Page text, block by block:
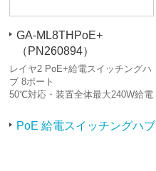
GA-ML8THPoE+
（PN260894）
レイヤ2 PoE+給電スイッチングハ
ブ 8ポート
50℃対応・装置全体最大240W給電
PoE 給電スイッチングハブ